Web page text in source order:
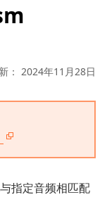
： 2024年11月28日
指定音频相匹配